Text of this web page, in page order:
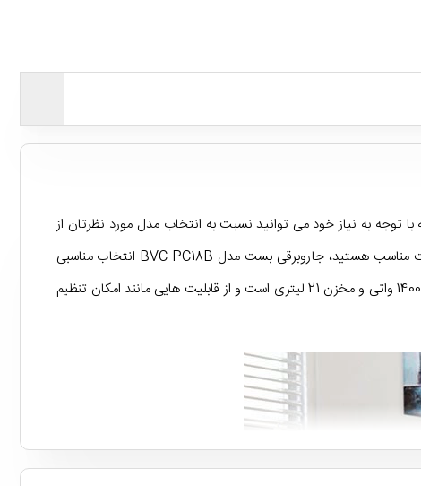
توجه به نیاز خود می توانید نسبت به انتخاب مدل مورد نظرتان از
میان آنها اقدام کنید. اگر قصد پرداخت هزینه های سنگین برای خرید جاروبرقی های خارجی را ندارید و در جستجوی محصول ایرانی با قیمت مناسب هستید، جاروبرقی بست مدل BVC-PC18B انتخاب مناسبی
برای شما خواهد بود. این جاروبرقی با رنگ مشکی و با طراحی سطلی عرضه شده و از نوع کیسه دار است. همچنین این جاروبرقی دارای موتور 1400 واتی و مخزن 21 لیتری است و از قابلیت هایی مانند امکان تنظیم